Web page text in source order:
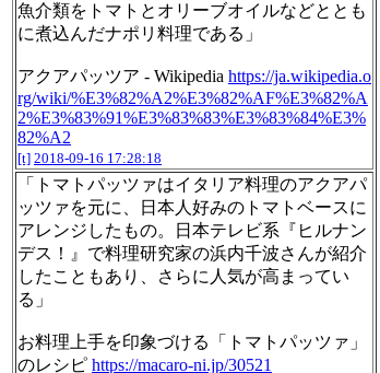
魚介類をトマトとオリーブオイルなどととも
に煮込んだナポリ料理である」
アクアパッツア - Wikipedia https://ja.wikipedia.o
rg/wiki/%E3%82%A2%E3%82%AF%E3%82%A
2%E3%83%91%E3%83%83%E3%83%84%E3%
82%A2
[t] 2018-09-16 17:28:18
「トマトパッツァはイタリア料理のアクアパ
ッツァを元に、日本人好みのトマトベースに
アレンジしたもの。日本テレビ系『ヒルナン
デス！』で料理研究家の浜内千波さんが紹介
したこともあり、さらに人気が高まってい
る」
お料理上手を印象づける「トマトパッツァ」
のレシピ https://macaro-ni.jp/30521